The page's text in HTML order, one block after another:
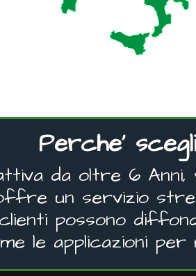
Perche'
da oltre 6
un servizio
possono
le applicazioni